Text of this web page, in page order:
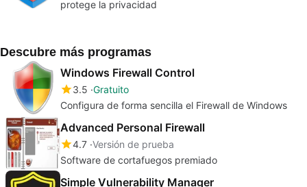
protege la privacidad
Descubre más programas
Windows Firewall Control
3.5 Gratuito
Configura de forma sencilla el Firewall de Windows
Advanced Personal Firewall
4.7 Versión de prueba
Software de cortafuegos premiado
Simple Vulnerability Manager